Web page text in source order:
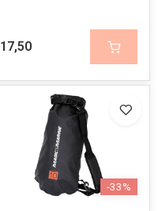
17,50
-33%